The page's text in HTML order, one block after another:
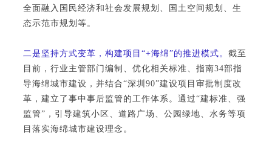
全面融入国民经济和社会发展规划、国土空间规划、生
态示范市规划等。
二是坚持方式变革，构建项目“+海绵”的推进模式。 截至
目前，行业主管部门编制、优化相关标准、指南34部指
导海绵城市建设，并结合“深圳90”建设项目审批制度改
革，建立了事中事后监管的工作体系。通过“建标准、强
监管”，引导建筑小区、道路广场、公园绿地、水务等项
目落实海绵城市建设理念。